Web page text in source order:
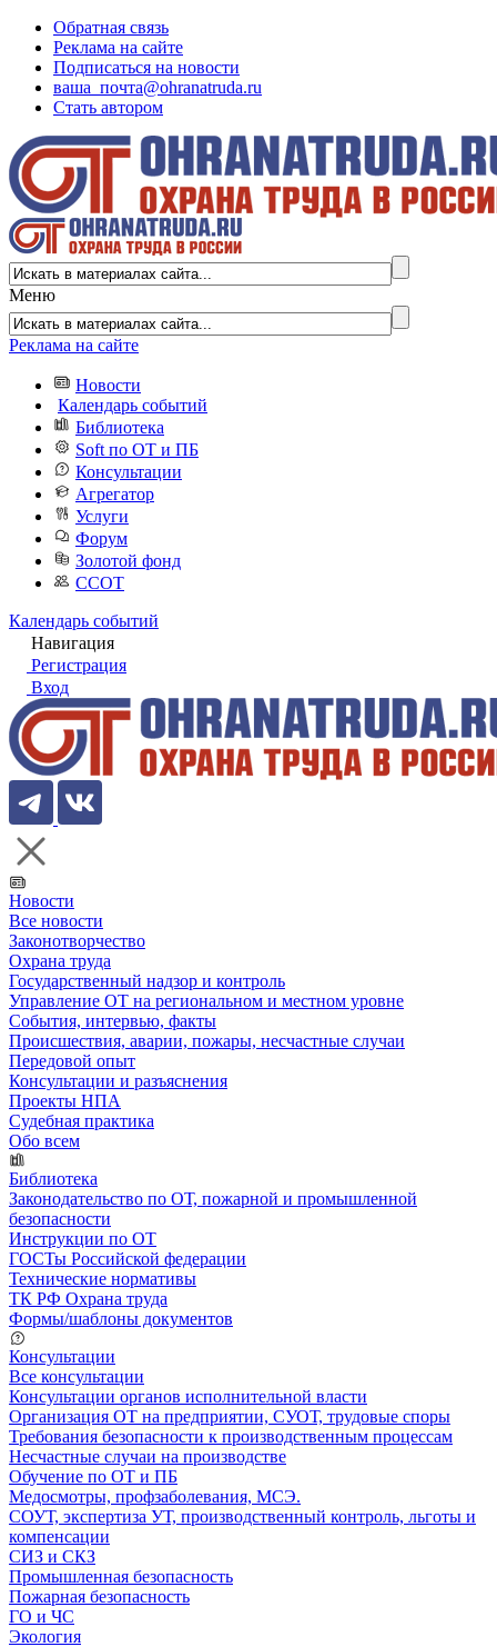
Обратная связь
Реклама на сайте
Подписаться на новости
ваша_почта@ohranatruda.ru
Стать автором
Меню
Реклама на сайте
Новости
Календарь событий
Библиотека
Soft по ОТ и ПБ
Консультации
Агрегатор
Услуги
Форум
Золотой фонд
ССОТ
Календарь событий
Навигация
Регистрация
Вход
Новости
Все новости
Законотворчество
Охрана труда
Государственный надзор и контроль
Управление ОТ на региональном и местном уровне
События, интервью, факты
Происшествия, аварии, пожары, несчастные случаи
Передовой опыт
Консультации и разъяснения
Проекты НПА
Судебная практика
Обо всем
Библиотека
Законодательство по ОТ, пожарной и промышленной
безопасности
Инструкции по ОТ
ГОСТы Российской федерации
Технические нормативы
ТК РФ Охрана труда
Формы/шаблоны документов
Консультации
Все консультации
Консультации органов исполнительной власти
Организация ОТ на предприятии, СУОТ, трудовые споры
Требования безопасности к производственным процессам
Несчастные случаи на производстве
Обучение по ОТ и ПБ
Медосмотры, профзаболевания, МСЭ.
СОУТ, экспертиза УТ, производственный контроль, льготы и
компенсации
СИЗ и СКЗ
Промышленная безопасность
Пожарная безопасность
ГО и ЧС
Экология